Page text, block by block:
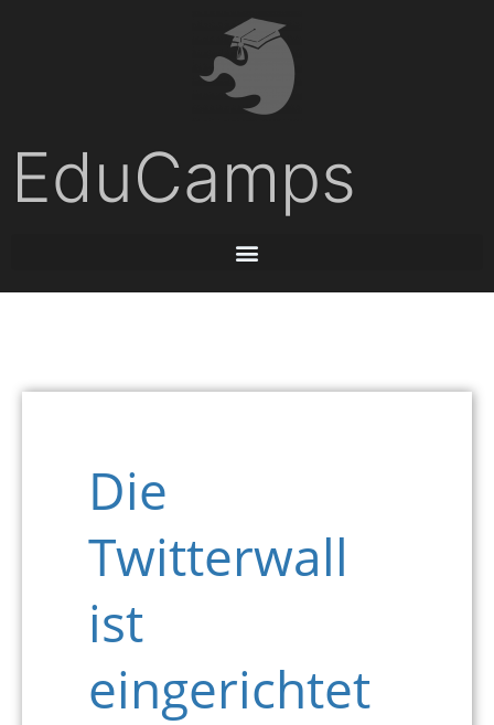
EduCamps
Die
Twitterwall
ist
eingerichtet